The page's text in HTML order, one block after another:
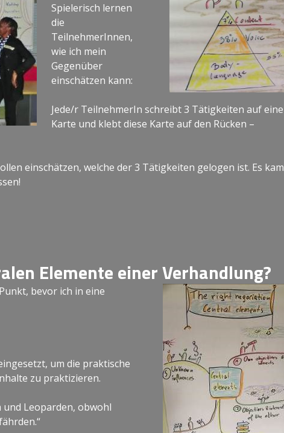
Spielerisch lernen
die
TeilnehmerInnen,
wie ich mein
Gegenüber
einschätzen kann:
Jede/r TeilnehmerIn schreibt 3 Tätigkeiten auf eine
Karte und klebt diese Karte auf den Rücken –
einschätzen, welche der 3 Tätigkeiten gelogen ist. Es kam
Elemente einer Verhandlung?
bevor ich in eine
um die praktische
zu praktizieren.
und Leoparden, obwohl